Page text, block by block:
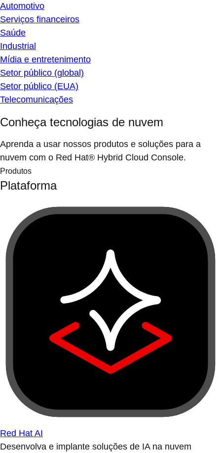
Automotivo
Serviços financeiros
Saúde
Industrial
Mídia e entretenimento
Setor público (global)
Setor público (EUA)
Telecomunicações
Conheça tecnologias de nuvem
Aprenda a usar nossos produtos e soluções para a
nuvem com o Red Hat® Hybrid Cloud Console.
Produtos
Plataforma
Red Hat AI
Desenvolva e implante soluções de IA na nuvem